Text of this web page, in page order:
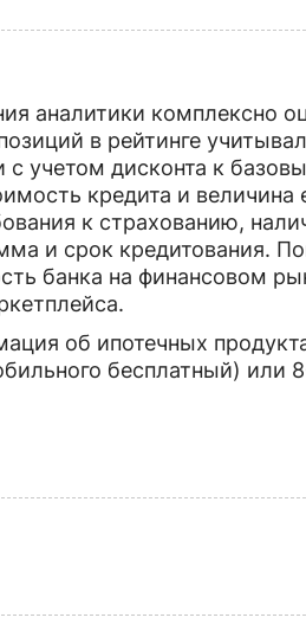
аналитики комплексно
в рейтинге
с учетом дисконта к
кредита и
к страхованию,
и срок кредитования.
банка на финансовом
об ипотечных
бесплатный) или